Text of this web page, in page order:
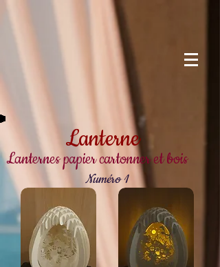
Lanternes papier cartonner et bois
Lanterne
Numéro 1